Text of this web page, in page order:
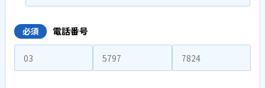
必須 電話番号